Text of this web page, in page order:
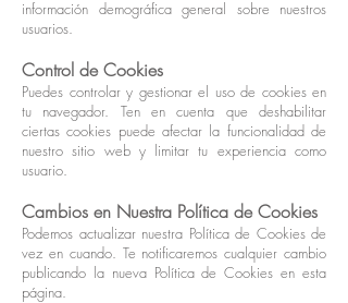
información demográfica general sobre nuestros
usuarios.
Control de Cookies
Puedes controlar y gestionar el uso de cookies en
tu navegador. Ten en cuenta que deshabilitar
ciertas cookies puede afectar la funcionalidad de
nuestro sitio web y limitar tu experiencia como
usuario.
Cambios en Nuestra Política de Cookies
Podemos actualizar nuestra Política de Cookies de
vez en cuando. Te notificaremos cualquier cambio
publicando la nueva Política de Cookies en esta
página.